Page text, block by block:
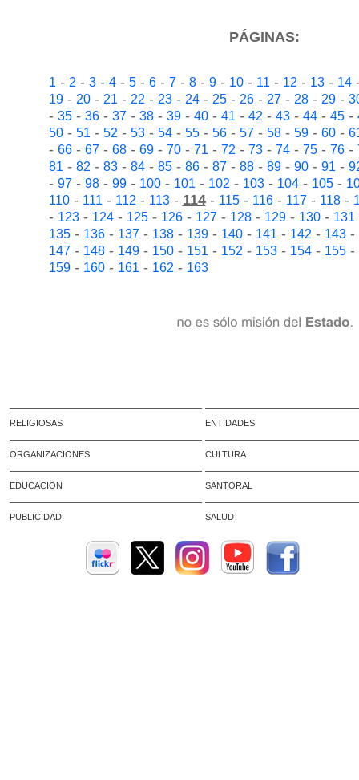
PÁGINAS:
1- 2- 3- 4- 5- 6- 7- 8- 9- 10- 11- 12- 13- 14
19- 20- 21- 22- 23- 24- 25- 26- 27- 28- 29-
- 35- 36- 37- 38- 39- 40- 41- 42- 43- 44- 45-
50- 51- 52- 53- 54- 55- 56- 57- 58- 59- 60-
- 66- 67- 68- 69- 70- 71- 72- 73- 74- 75- 76-
81- 82- 83- 84- 85- 86- 87- 88- 89- 90- 91-
- 97- 98- 99- 100- 101- 102- 103- 104- 105-
110- 111- 112- 113- 114- 115- 116- 117- 118-
- 123- 124- 125- 126- 127- 128- 129- 130- 131
135- 136- 137- 138- 139- 140- 141- 142- 143-
147- 148- 149- 150- 151- 152- 153- 154- 155-
159- 160- 161- 162- 163
RELIGIOSAS ENTIDADES
ORGANIZACIONES CULTURA
EDUCACION SANTORAL
PUBLICIDAD SALUD